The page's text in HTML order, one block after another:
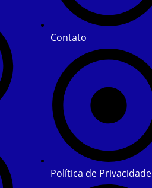
Contato
Política de Privacidade